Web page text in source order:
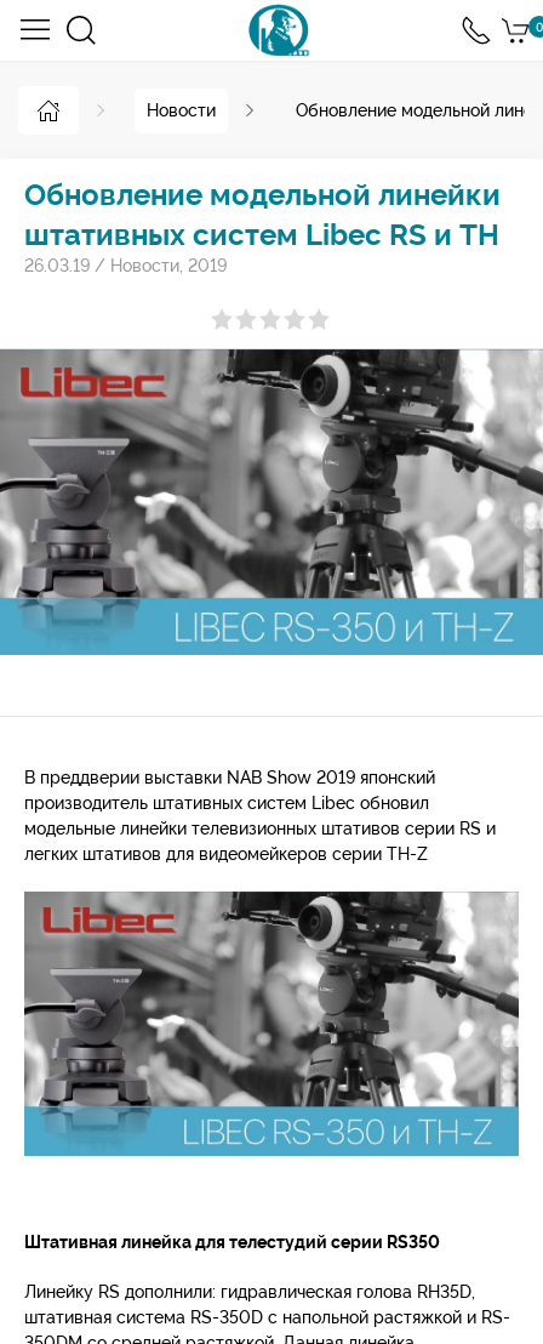
0
Новости Обновление модельной
Обновление модельной линейки
штативных систем Libec RS и TH
26.03.19 / Новости 2019
В преддверии выставки NAB Show 2019 японский
производитель штативных систем Libec обновил
модельные линейки телевизионных штативов серии RS и
легких штативов для видеомейкеров серии TH-Z
Штативная линейка для телестудий серии RS350
Линейку RS дополнили: гидравлическая голова RH35D,
штативная система RS-350D с напольной растяжкой и RS-